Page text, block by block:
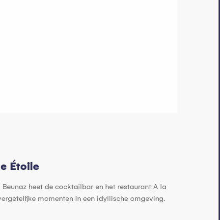
Étoile
heet de cocktailbar en het restaurant A la
momenten in een idyllische omgeving.